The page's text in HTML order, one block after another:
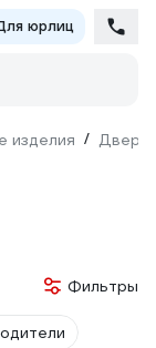
юрлиц
изделия /
Фильтры